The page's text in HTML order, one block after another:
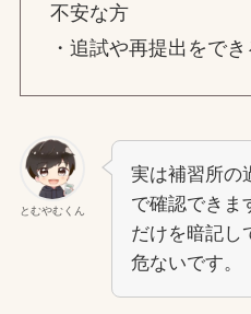
不安な方
・追試や再提出をで
とむやむくん
実は補習所の
で確認できま
だけを暗記し
危ないです。